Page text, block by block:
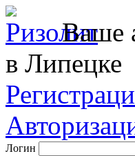
Ваше
в Липецке
Логин